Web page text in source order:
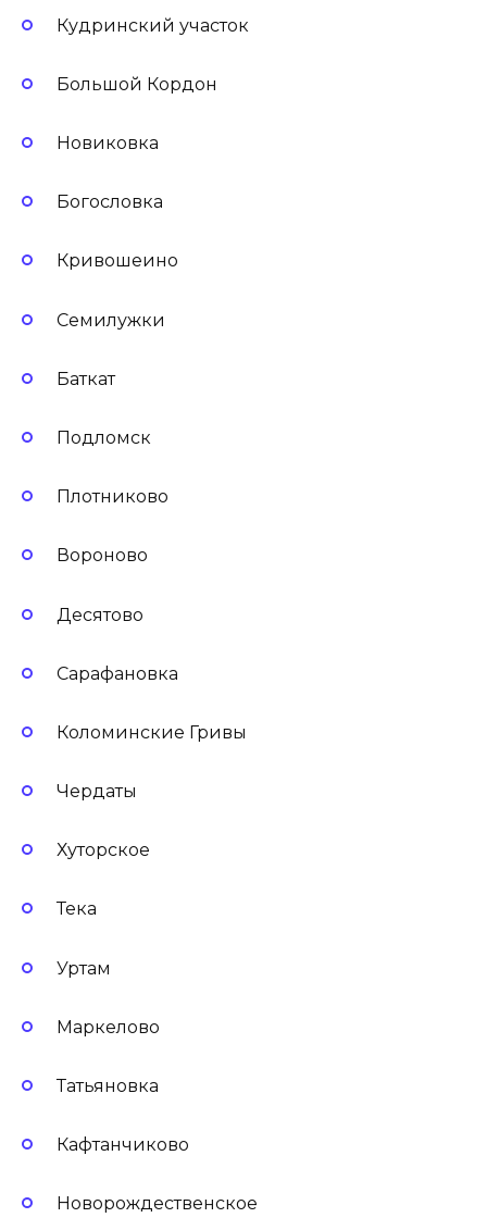
Кудринский участок
Большой Кордон
Новиковка
Богословка
Кривошеино
Семилужки
Баткат
Подломск
Плотниково
Вороново
Десятово
Сарафановка
Коломинские Гривы
Чердаты
Хуторское
Тека
Уртам
Маркелово
Татьяновка
Кафтанчиково
Новорождественское